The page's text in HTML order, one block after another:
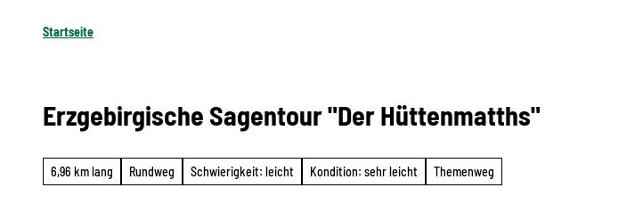
Startseite
Erzgebirgische Sagentour "Der Hüttenmatths"
6,96 km lang Rundweg Schwierigkeit: leicht Kondition: sehr leicht Themenweg